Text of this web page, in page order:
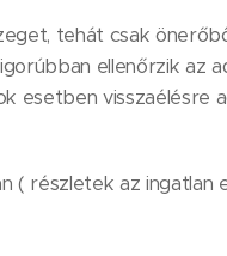
tehát csak
ellenőrzik az
esetben visszaélésre
( részletek az ingatlan